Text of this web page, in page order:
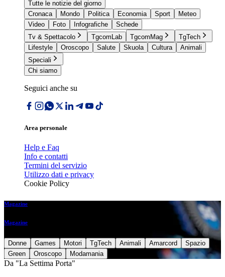
Tutte le notizie del giorno
Cronaca
Mondo Politica Economia Sport
Meteo
Video
Foto Infografiche
Schede
Tv & Spettacolo
TgcomLab TgcomMag
TgTech
Lifestyle
Oroscopo Salute Skuola Cultura
Animali
Speciali
Chi siamo
Seguici anche su
Area personale
Help e Faq
Info e contatti
Termini del servizio
Utilizzo dati e privacy
Cookie Policy
Magazine
Magazine
Donne Games Motori TgTech Animali Amarcord
Spazio
Green
Oroscopo Modamania
Da "La Settima Porta"